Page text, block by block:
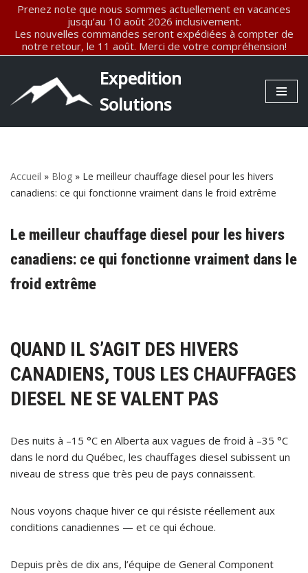
Aller
au
Prenez note que nous sommes actuellement en vacances
jusqu’au 10 août 2026 inclusivement.
Les nouvelles commandes seront expédiées à compter de
notre retour, le 11 août. Merci de votre compréhension!
Expedition
Solutions
Accueil » Blog » Le meilleur chauffage diesel pour les hivers
canadiens: ce qui fonctionne vraiment dans le froid extrême
Le meilleur chauffage diesel pour les hivers
canadiens: ce qui fonctionne vraiment dans le
froid extrême
QUAND IL S’AGIT DES HIVERS
CANADIENS, TOUS LES CHAUFFAGES
DIESEL NE SE VALENT PAS
Des nuits à –15 °C en Alberta aux vagues de froid à –35 °C
dans le nord du Québec, les chauffages diesel subissent un
niveau de stress que très peu de pays connaissent.
Nous voyons chaque hiver ce qui résiste réellement aux
conditions canadiennes — et ce qui échoue.
Depuis près de dix ans, l’équipe de General Component